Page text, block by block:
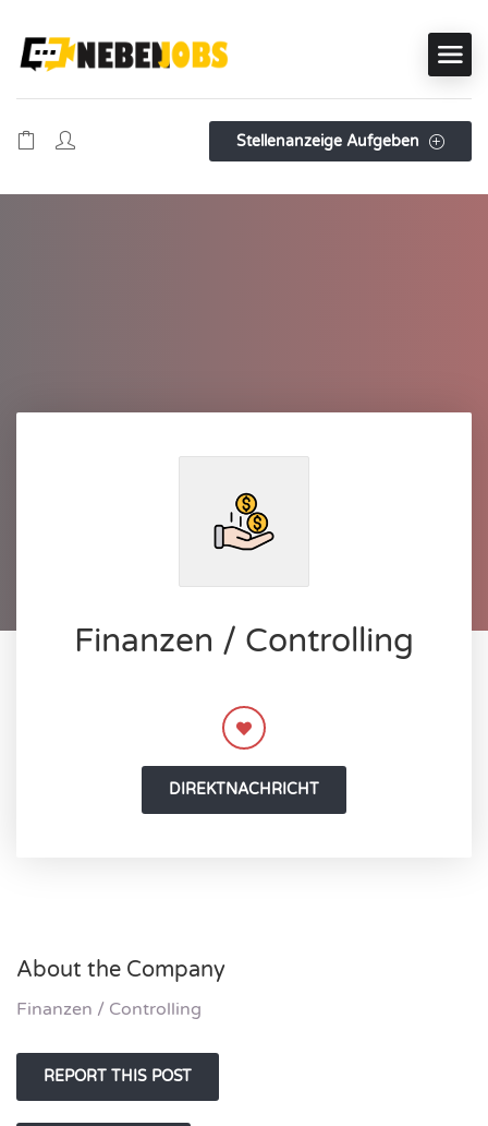
Stellenanzeige Aufgeben
Finanzen / Controlling
DIREKTNACHRICHT
About the Company
Finanzen / Controlling